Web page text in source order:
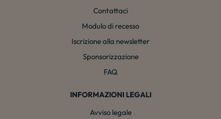
Contattaci
Modulo di recesso
Iscrizione alla newsletter
Sponsorizzazione
FAQ
INFORMAZIONI LEGALI
Avviso legale